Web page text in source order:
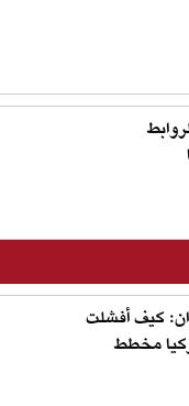
كيف أفشلت
مخطط